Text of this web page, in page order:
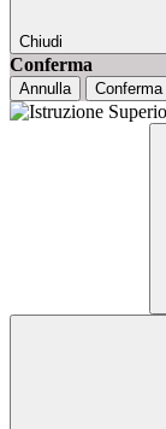
Chiudi
Conferma
Annulla Conferma